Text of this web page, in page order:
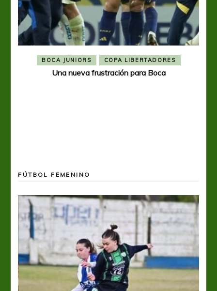
BOCA JUNIORS COPA LIBERTADORES
Una nueva frustración para Boca
FÚTBOL FEMENINO